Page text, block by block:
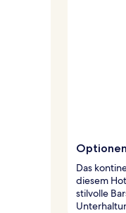
Das
diesem
stilvolle